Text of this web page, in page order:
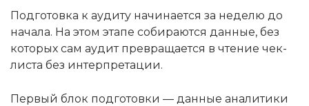
Подготовка к аудиту начинается за неделю до
начала. На этом этапе собираются данные, без
которых сам аудит превращается в чтение чек-
листа без интерпретации.
Первый блок подготовки — данные аналитики